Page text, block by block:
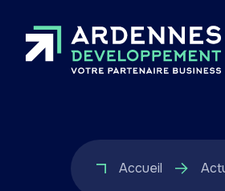
Accueil